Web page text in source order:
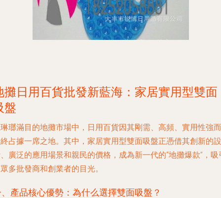
攤日用百貨批發新藍海：家居實用型雙面
盤
瑯滿目的地攤市場中，日用百貨因其剛需、高頻、實用性強而
占據一席之地。其中， 家居實用型雙面吸盤正憑借其創新的設
廣泛的應用場景和親民的價格，成為新一代的“地攤爆款”，吸
多批發商和創業者的目光。
產品核心優勢：為什么選擇雙面吸盤？